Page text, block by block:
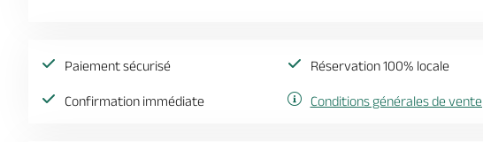
Paiement sécurisé Réservation 100% locale
Confirmation immédiate Conditions générales de vente